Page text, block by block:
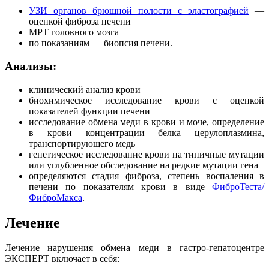
УЗИ органов брюшной полости с эластографией —
оценкой фиброза печени
МРТ головного мозга
по показаниям — биопсия печени.
Анализы:
клинический анализ крови
биохимическое исследование крови с оценкой
показателей функции печени
исследование обмена меди в крови и моче, определение
в крови концентрации белка церулоплазмина,
транспортирующего медь
генетическое исследование крови на типичные мутации
или углубленное обследование на редкие мутации гена
определяются стадия фиброза, степень воспаления в
печени по показателям крови в виде ФиброТеста/
ФиброМакса.
Лечение
Лечение нарушения обмена меди в гастро-гепатоцентре
ЭКСПЕРТ включает в себя: